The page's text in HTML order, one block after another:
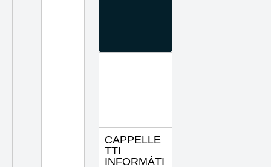
CAPPELLE
TTI
INFORMÁTI